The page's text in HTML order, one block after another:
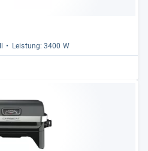
Leis­tung: 3400 W